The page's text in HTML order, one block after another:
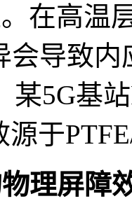
在高温
会导致
某5G基
源于
理屏障